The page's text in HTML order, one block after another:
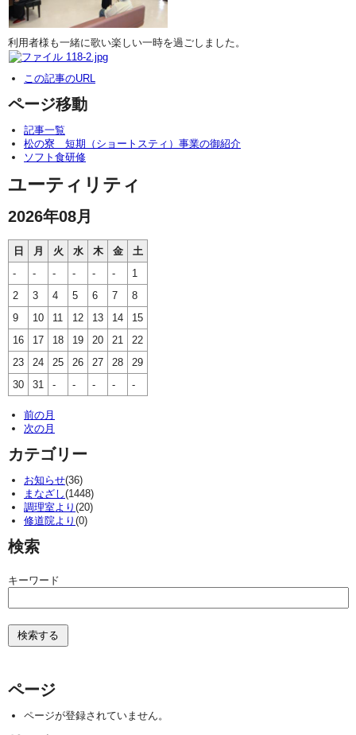
利用者様も一緒に歌い楽しい一時を過ごしました。
この記事のURL
ページ移動
記事一覧
松の寮 短期（ショートスティ）事業の御紹介
ソフト食研修
ユーティリティ
2026年08月
日 月 火 水 木 金
土
-
- - - - -
1
2
3 4 5 6 7
8
9
10 11 12 13 14
15
16
17 18 19 20 21
22
23
24 25 26 27 28
29
30
31 - - - - -
前の月
次の月
カテゴリー
お知らせ(36)
まなざし(1448)
調理室より (20)
修道院より (0)
検索
キーワード
ページ
ページが登録されていません。